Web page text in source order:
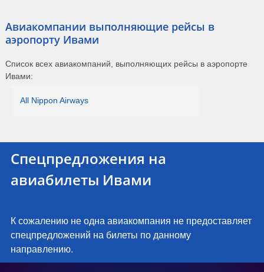
Авиакомпании выполняющие рейсы в
аэропорту Ивами
Список всех авиакомпаний, выполняющих рейсы в аэропорте
Ивами:
All Nippon Airways
Спецпредложения на
авиабилеты Ивами
К сожалению не одна авиакомпания не предоставляет
спецпредложений на билеты по данному
направлению.